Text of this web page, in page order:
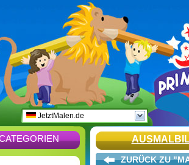
JetztMalen.de
ZURÜCK ZU